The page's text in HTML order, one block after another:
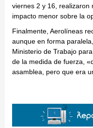
viernes 2 y 16, realizaron
impacto menor sobre la
Finalmente, Aerolíneas
aunque en forma
Ministerio de Trabajo
de la medida de fuerza,
asamblea, pero que era